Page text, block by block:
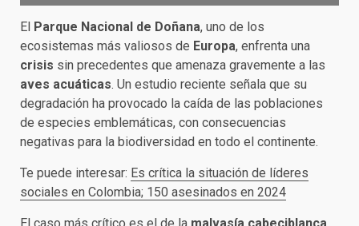
El Parque Nacional de Doñana, uno de los
ecosistemas más valiosos de Europa, enfrenta una
crisis sin precedentes que amenaza gravemente a las
aves acuáticas. Un estudio reciente señala que su
degradación ha provocado la caída de las poblaciones
de especies emblemáticas, con consecuencias
negativas para la biodiversidad en todo el continente.
Te puede interesar: Es crítica la situación de líderes
sociales en Colombia; 150 asesinados en 2024